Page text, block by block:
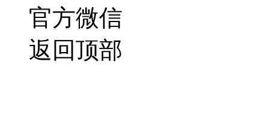
官方微信
返回顶部